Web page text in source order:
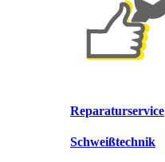
Reparaturservice
Schweißtechnik